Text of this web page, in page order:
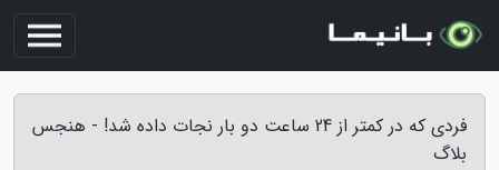
فردی که در کمتر از 24 ساعت دو بار نجات داده شد! - هنجس
بلاگ